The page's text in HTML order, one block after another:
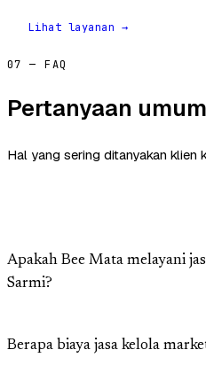
Lihat layanan →
07 — FAQ
Pertanyaan umum
Hal yang sering ditanyakan klien
Apakah Bee Mata melayani
Sarmi?
Berapa biaya jasa kelola